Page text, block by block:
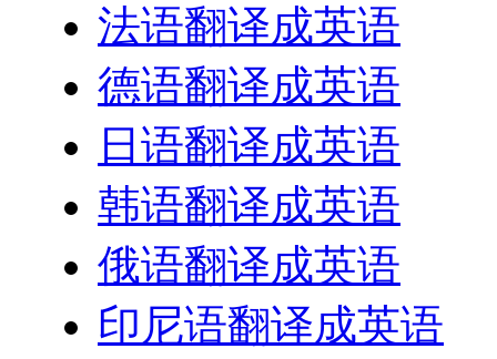
法语翻译成英语
德语翻译成英语
日语翻译成英语
韩语翻译成英语
俄语翻译成英语
印尼语翻译成英语